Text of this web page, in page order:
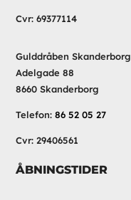
Cvr: 69377114
Gulddråben Skanderborg
Adelgade 88
8660 Skanderborg
Telefon:86 52 05 27
Cvr: 29406561
ÅBNINGSTIDER